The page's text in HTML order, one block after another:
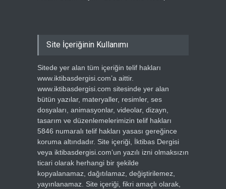
Site İçeriğinin Kullanımı
Sitede yer alan tüm içeriğin telif hakları
www.iktibasdergisi.com’a aittir.
www.iktibasdergisi.com sitesinde yer alan
bütün yazılar, materyaller, resimler, ses
dosyaları, animasyonlar, videolar, dizayn,
tasarım ve düzenlemelerimizin telif hakları
5846 numaralı telif hakları yasası gereğince
koruma altındadır. Site içeriği, İktibas Dergisi
veya iktibasdergisi.com’un yazılı izni olmaksızın
ticari olarak herhangi bir şekilde
kopyalanamaz, dağıtılamaz, değiştirilemez,
yayınlanamaz. Site içeriği, fikri amaçlı olarak,